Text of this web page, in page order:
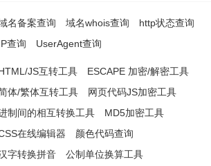
名备案查询 域名whois查询
http状态查询
查询
UserAgent查询
JS互转工具
ESCAPE 加密/解密工具
体/繁体互转工具
网页代码JS加密工具
制间的相互转换工具
MD5加密工具
在线编辑器
颜色代码查询
字转换拼音
公制单位换算工具